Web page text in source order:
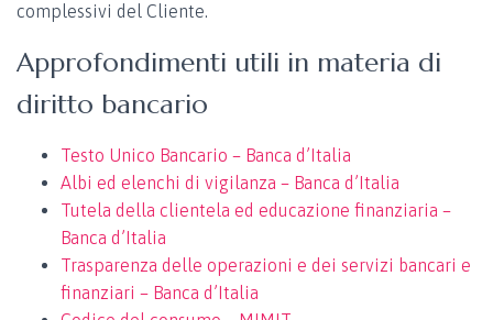
complessivi del Cliente.
Approfondimenti utili in materia di
diritto bancario
Testo Unico Bancario – Banca d’Italia
Albi ed elenchi di vigilanza – Banca d’Italia
Tutela della clientela ed educazione finanziaria –
Banca d’Italia
Trasparenza delle operazioni e dei servizi bancari e
finanziari – Banca d’Italia